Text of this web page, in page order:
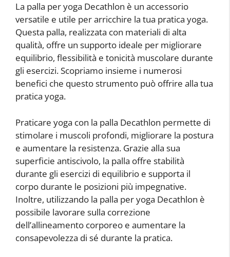
La palla per yoga Decathlon è un accessorio
versatile e utile per arricchire la tua pratica yoga.
Questa palla, realizzata con materiali di alta
qualità, offre un supporto ideale per migliorare
equilibrio, flessibilità e tonicità muscolare durante
gli esercizi. Scopriamo insieme i numerosi
benefici che questo strumento può offrire alla tua
pratica yoga.
Praticare yoga con la palla Decathlon permette di
stimolare i muscoli profondi, migliorare la postura
e aumentare la resistenza. Grazie alla sua
superficie antiscivolo, la palla offre stabilità
durante gli esercizi di equilibrio e supporta il
corpo durante le posizioni più impegnative.
Inoltre, utilizzando la palla per yoga Decathlon è
possibile lavorare sulla correzione
dell’allineamento corporeo e aumentare la
consapevolezza di sé durante la pratica.